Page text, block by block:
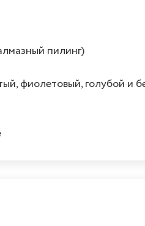
пилинг)
фиолетовый, голубой и